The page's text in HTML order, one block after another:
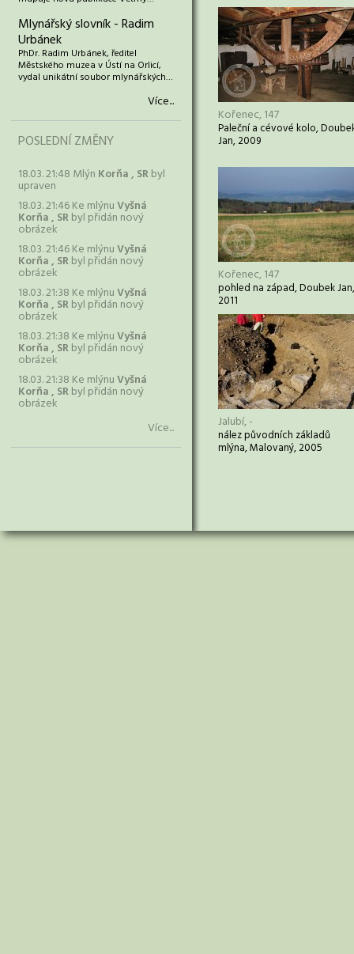
Mlynářský slovník - Radim
Urbánek
PhDr. Radim Urbánek, ředitel
Městského muzea v Ústí na Orlicí,
vydal unikátní soubor mlynářských…
Více...
POSLEDNÍ ZMĚNY
18.03. 21:48 Mlýn Korňa , SRbyl
upraven
18.03. 21:46 Ke mlýnuVyšná
Korňa , SRbyl přidán nový
obrázek
18.03. 21:46 Ke mlýnuVyšná
Korňa , SRbyl přidán nový
obrázek
18.03. 21:38 Ke mlýnuVyšná
Korňa , SRbyl přidán nový
obrázek
18.03. 21:38 Ke mlýnuVyšná
Korňa , SRbyl přidán nový
obrázek
18.03. 21:38 Ke mlýnuVyšná
Korňa , SRbyl přidán nový
obrázek
Více...
Kořenec, 147
Paleční a cévové kolo,
Jan, 2009
Kořenec, 147
pohled na západ, Doubek Jan,
2011
Jalubí, -
nález původních základů
mlýna, Malovaný, 2005